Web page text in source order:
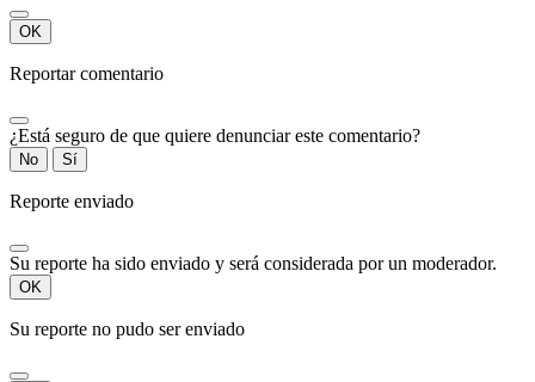
OK
Reportar comentario
¿Está seguro de que quiere denunciar este comentario?
No Sí
Reporte enviado
Su reporte ha sido enviado y será considerada por un moderador.
OK
Su reporte no pudo ser enviado